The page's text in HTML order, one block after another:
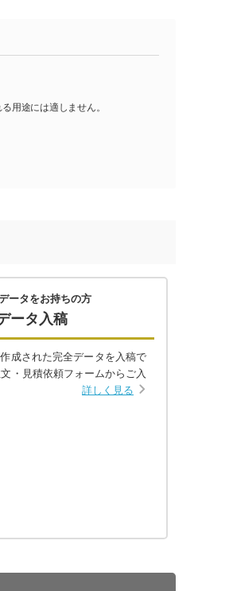
用途には適しません。
ータをお持ちの方
ータ入稿
成された完全データを入稿で
・見積依頼フォームからご入
詳しく見る